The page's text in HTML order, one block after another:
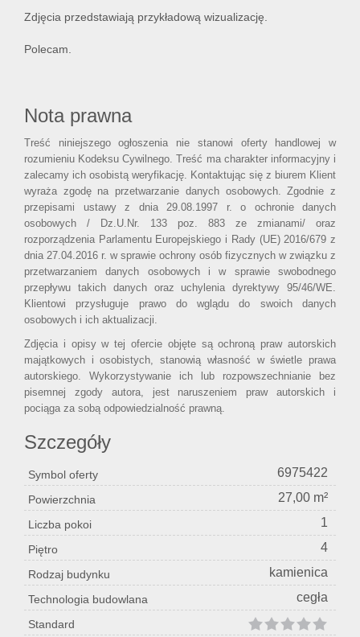
Zdjęcia przedstawiają przykładową wizualizację.
Polecam.
Nota prawna
Treść niniejszego ogłoszenia nie stanowi oferty handlowej w
rozumieniu Kodeksu Cywilnego. Treść ma charakter informacyjny i
zalecamy ich osobistą weryfikację. Kontaktując się z biurem Klient
wyraża zgodę na przetwarzanie danych osobowych. Zgodnie z
przepisami ustawy z dnia 29.08.1997 r. o ochronie danych
osobowych / Dz.U.Nr. 133 poz. 883 ze zmianami/ oraz
rozporządzenia Parlamentu Europejskiego i Rady (UE) 2016/679 z
dnia 27.04.2016 r. w sprawie ochrony osób fizycznych w związku z
przetwarzaniem danych osobowych i w sprawie swobodnego
przepływu takich danych oraz uchylenia dyrektywy 95/46/WE.
Klientowi przysługuje prawo do wglądu do swoich danych
osobowych i ich aktualizacji.
Zdjęcia i opisy w tej ofercie objęte są ochroną praw autorskich
majątkowych i osobistych, stanowią własność w świetle prawa
autorskiego. Wykorzystywanie ich lub rozpowszechnianie bez
pisemnej zgody autora, jest naruszeniem praw autorskich i
pociąga za sobą odpowiedzialność prawną.
Szczegóły
Symbol oferty 6975422
Powierzchnia 27,00 m²
Liczba pokoi 1
Piętro 4
Rodzaj budynku kamienica
Technologia budowlana cegła
Standard